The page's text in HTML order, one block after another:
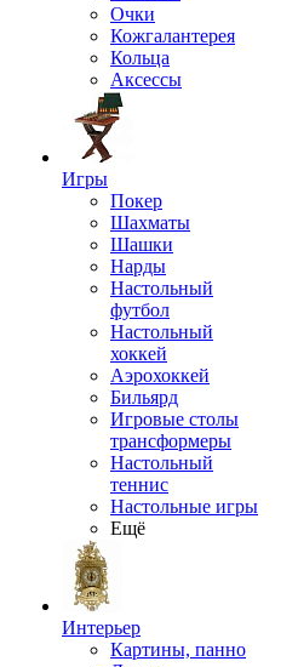
Очки
Кожгалантерея
Кольца
Аксессы
Игры
Покер
Шахматы
Шашки
Нарды
Настольный
футбол
Настольный
хоккей
Аэрохоккей
Бильярд
Игровые столы
трансформеры
Настольный
теннис
Настольные игры
Ещё
Интерьер
Картины, панно